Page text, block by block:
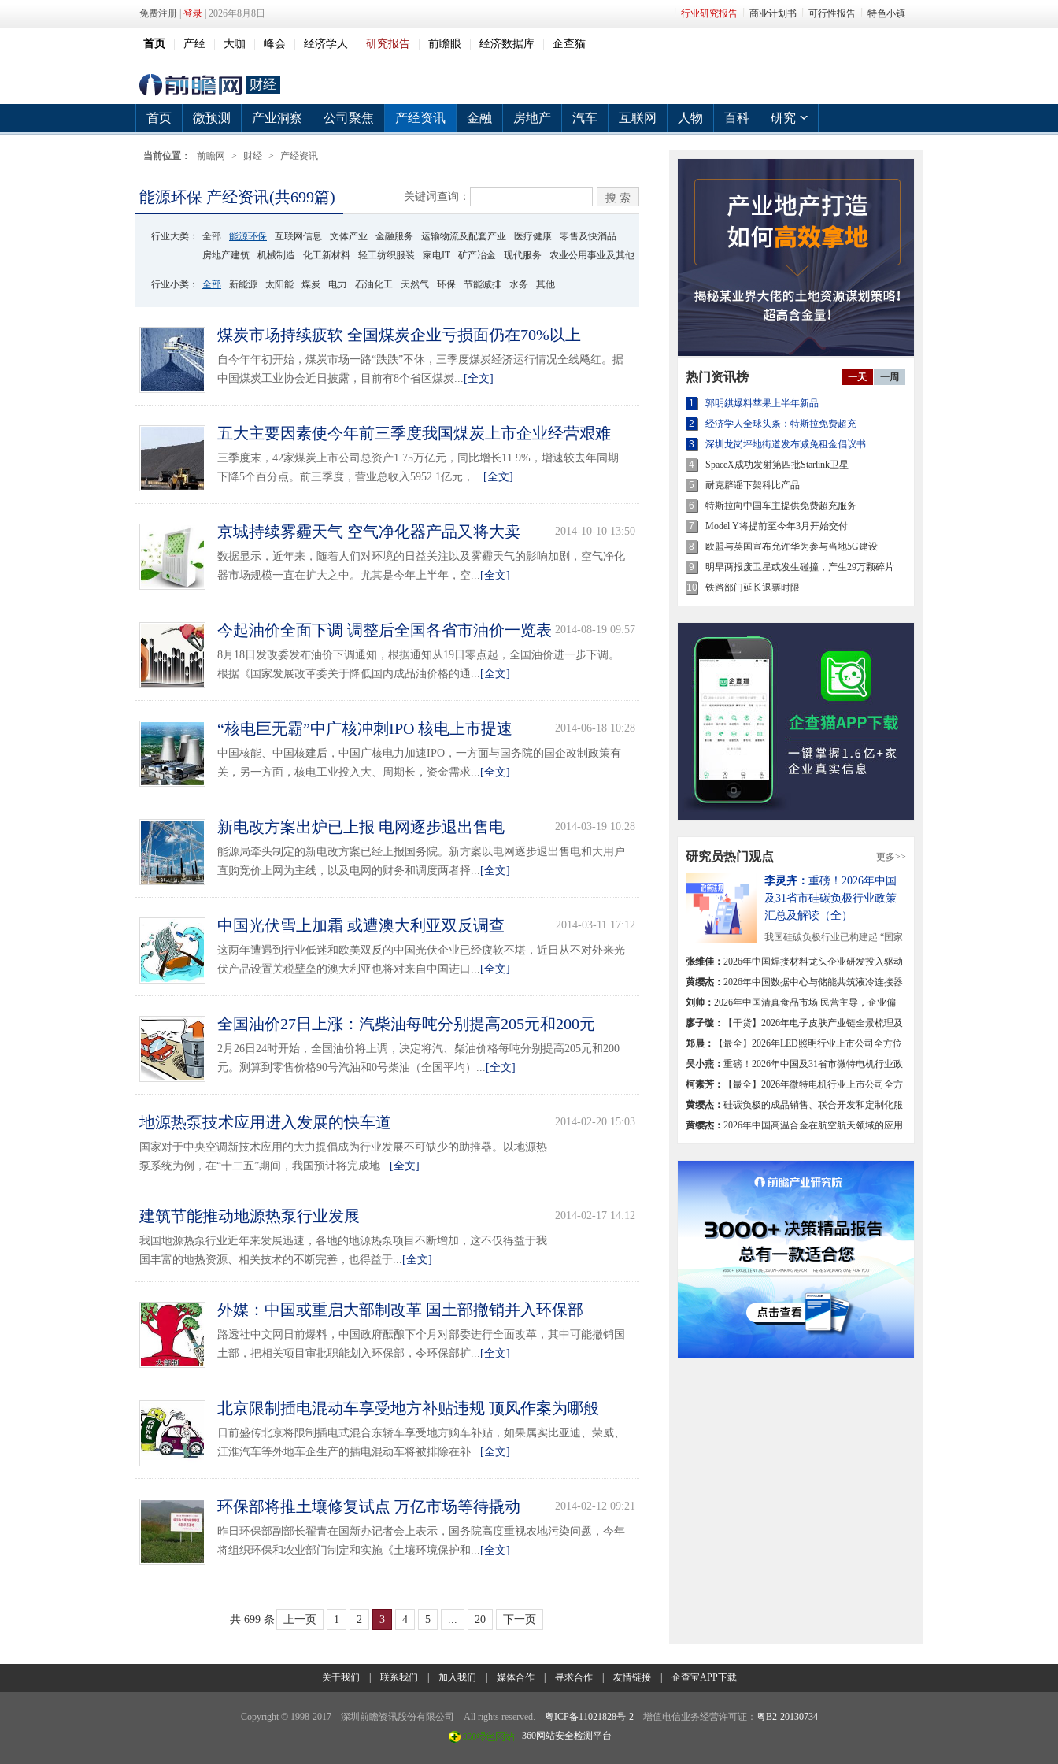
免费注册 登录 | 2026年8月8日 行业研究报告 商业计划书 可行性报告 特色小镇
首页 产经 大咖 峰会 经济学人 研究报告 前瞻眼 经济数据库 企查猫
财经
首页 微预测 产业洞察 公司聚焦 产经资讯 金融 房地产 汽车 互联网 人物 百科 研究
当前位置： 前瞻网 > 财经 > 产经资讯
能源环保 产经资讯(共699篇) 关键词查询：
行业大类： 全部 能源环保 互联网信息 文体产业 金融服务 运输物流及配套产业 医疗健康
零售及快消品
房地产建筑
机械制造 化工新材料 轻工纺织服装 家电IT 矿产冶金 现代服务 农业公用事业及其他
行业小类： 全部 新能源 太阳能 煤炭 电力 石油化工 天然气 环保 节能减排 水务 其他
煤炭市场持续疲软 全国煤炭企业亏损面仍在70%以上
自今年年初开始，煤炭市场一路“跌跌”不休，三季度煤炭经济运行情况全线飚红。据
中国煤炭工业协会近日披露，目前有8个省区煤炭... [全文]
五大主要因素使今年前三季度我国煤炭上市企业经营艰难
三季度末，42家煤炭上市公司总资产1.75万亿元，同比增长11.9%，增速较去年同期
下降5个百分点。前三季度，营业总收入5952.1亿元，... [全文]
京城持续雾霾天气 空气净化器产品又将大卖 2014-10-10 13:50
数据显示，近年来，随着人们对环境的日益关注以及雾霾天气的影响加剧，空气净化
器市场规模一直在扩大之中。尤其是今年上半年，空... [全文]
今起油价全面下调 调整后全国各省市油价一览表 2014-08-19 09:57
8月18日发改委发布油价下调通知，根据通知从19日零点起，全国油价进一步下调。
根据《国家发展改革委关于降低国内成品油价格的通... [全文]
“核电巨无霸”中广核冲刺IPO 核电上市提速 2014-06-18 10:28
中国核能、中国核建后，中国广核电力加速IPO，一方面与国务院的国企改制政策有
关，另一方面，核电工业投入大、周期长，资金需求... [全文]
新电改方案出炉已上报 电网逐步退出售电 2014-03-19 10:28
能源局牵头制定的新电改方案已经上报国务院。新方案以电网逐步退出售电和大用户
直购竞价上网为主线，以及电网的财务和调度两者择... [全文]
中国光伏雪上加霜 或遭澳大利亚双反调查 2014-03-11 17:12
这两年遭遇到行业低迷和欧美双反的中国光伏企业已经疲软不堪，近日从不对外来光
伏产品设置关税壁垒的澳大利亚也将对来自中国进口... [全文]
全国油价27日上涨：汽柴油每吨分别提高205元和200元
2月26日24时开始，全国油价将上调，决定将汽、柴油价格每吨分别提高205元和200
元。测算到零售价格90号汽油和0号柴油（全国平均）... [全文]
地源热泵技术应用进入发展的快车道 2014-02-20 15:03
国家对于中央空调新技术应用的大力提倡成为行业发展不可缺少的助推器。以地源热
泵系统为例，在“十二五”期间，我国预计将完成地... [全文]
建筑节能推动地源热泵行业发展 2014-02-17 14:12
我国地源热泵行业近年来发展迅速，各地的地源热泵项目不断增加，这不仅得益于我
国丰富的地热资源、相关技术的不断完善，也得益于... [全文]
外媒：中国或重启大部制改革 国土部撤销并入环保部
路透社中文网日前爆料，中国政府酝酿下个月对部委进行全面改革，其中可能撤销国
土部，把相关项目审批职能划入环保部，令环保部扩... [全文]
北京限制插电混动车享受地方补贴违规 顶风作案为哪般
日前盛传北京将限制插电式混合东轿车享受地方购车补贴，如果属实比亚迪、荣威、
江淮汽车等外地车企生产的插电混动车将被排除在补... [全文]
环保部将推土壤修复试点 万亿市场等待撬动 2014-02-12 09:21
昨日环保部副部长翟青在国新办记者会上表示，国务院高度重视农地污染问题，今年
将组织环保和农业部门制定和实施《土壤环境保护和... [全文]
共 699 条 上一页 1 2 3 4 5 ... 20 下一页
一天 一周
热门资讯榜
1
郭明錤爆料苹果上半年新品
2
经济学人全球头条：特斯拉免费超充
3
深圳龙岗坪地街道发布减免租金倡议书
4
SpaceX成功发射第四批Starlink卫星
5
耐克辟谣下架科比产品
6
特斯拉向中国车主提供免费超充服务
7
Model Y将提前至今年3月开始交付
8
欧盟与英国宣布允许华为参与当地5G建设
9
明早两报废卫星或发生碰撞，产生29万颗碎片
10
铁路部门延长退票时限
更多>>
研究员热门观点
李灵卉： 重磅！2026年中国
及31省市硅碳负极行业政策
汇总及解读（全）
我国硅碳负极行业已构建起 “国家
顶层战略引领+地方...[详细]
张维佳： 2026年中国焊接材料龙头企业研发投入驱动
我国焊材高端化转型【组图】
黄缨杰： 2026年中国数据中心与储能共筑液冷连接器
增长双极【组图】
刘帅： 2026年中国清真食品市场 民营主导，企业偏
小，区域集中【组图】
廖子璇：
【干货】2026年电子皮肤产业链全景梳理及
区域热力地图
郑晨：
【最全】2026年LED照明行业上市公司全方位
对比
吴小燕： 重磅！2026年中国及31省市微特电机行业政
策汇总及解读（全）
柯素芳：
【最全】2026年微特电机行业上市公司全方
位对比
黄缨杰： 硅碳负极的成品销售、联合开发和定制化服
务【组图】
黄缨杰： 2026年中国高温合金在航空航天领域的应用
关于我们 联系我们 加入我们 媒体合作| 寻求合作| 友情链接| 企查宝APP下载
Copyright © 1998-2017 深圳前瞻资讯股份有限公司 All rights reserved. 粤ICP备11021828号-2增值电信业务经营许可证： 粤B2-20130734
360网站安全检测平台